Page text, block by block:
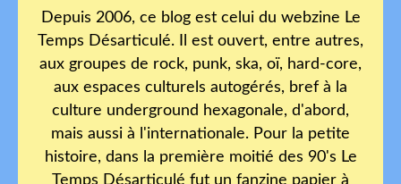
Depuis 2006, ce blog est celui du webzine Le
Temps Désarticulé. Il est ouvert, entre autres,
aux groupes de rock, punk, ska, oï, hard-core,
aux espaces culturels autogérés, bref à la
culture underground hexagonale, d'abord,
mais aussi à l'internationale. Pour la petite
histoire, dans la première moitié des 90's Le
Temps Désarticulé fut un fanzine papier à